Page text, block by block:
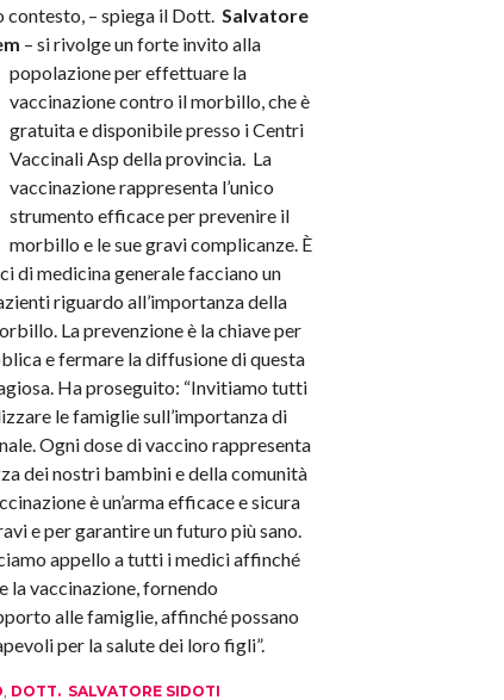
contesto, – spiega il Dott. Salvatore
– si rivolge un forte invito alla
popolazione per effettuare la
vaccinazione contro il morbillo, che è
gratuita e disponibile presso i Centri
Vaccinali Asp della provincia. La
vaccinazione rappresenta l’unico
strumento efficace per prevenire il
morbillo e le sue gravi complicanze. È
di medicina generale facciano un
riguardo all’importanza della
La prevenzione è la chiave per
e fermare la diffusione di questa
Ha proseguito: “Invitiamo tutti
le famiglie sull’importanza di
Ogni dose di vaccino rappresenta
dei nostri bambini e della comunità
è un’arma efficace e sicura
e per garantire un futuro più sano.
appello a tutti i medici affinché
la vaccinazione, fornendo
alle famiglie, affinché possano
per la salute dei loro figli”.
, DOTT. SALVATORE SIDOTI